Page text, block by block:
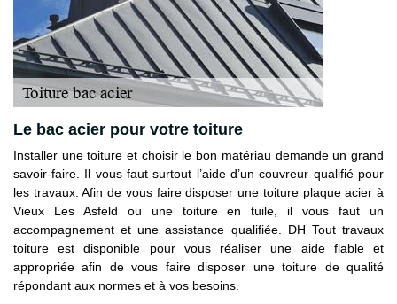
Le bac acier pour votre toiture
Installer une toiture et choisir le bon matériau demande un grand
savoir-faire. Il vous faut surtout l’aide d’un couvreur qualifié pour
les travaux. Afin de vous faire disposer une toiture plaque acier à
Vieux Les Asfeld ou une toiture en tuile, il vous faut un
accompagnement et une assistance qualifiée. DH Tout travaux
toiture est disponible pour vous réaliser une aide fiable et
appropriée afin de vous faire disposer une toiture de qualité
répondant aux normes et à vos besoins.